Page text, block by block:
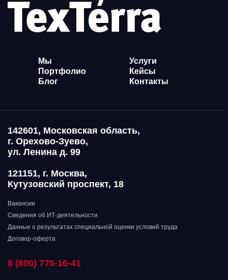
Мы
Услуги
Портфолио
Кейсы
Блог
Контакты
142601, Московская область,
г. Орехово-Зуево,
ул. Ленина д. 99
121151, г. Москва,
Кутузовский проспект, 18
Вакансии
Сведения об ИТ-деятельности
Данные о результатах специальной оценки условий труда
Договор-оферта
8 (800) 775-16-41